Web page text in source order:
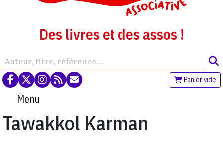
Des livres et des assos !
Panier vide
Menu
Tawakkol Karman